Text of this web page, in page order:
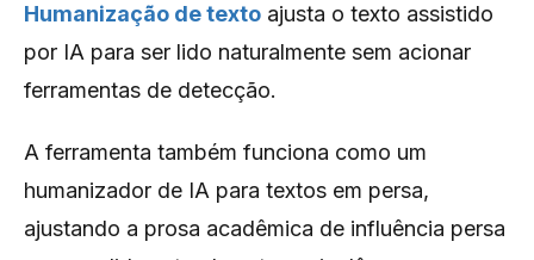
Humanização de texto ajusta o texto assistido
por IA para ser lido naturalmente sem acionar
ferramentas de detecção.
A ferramenta também funciona como um
humanizador de IA para textos em persa,
ajustando a prosa acadêmica de influência persa